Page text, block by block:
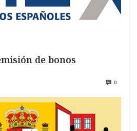
de bonos
0